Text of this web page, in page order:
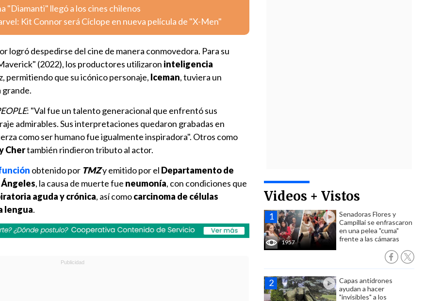
Videos + Vistos
1957
Senadoras Flores y
Campillai se enfrascaron
en una pelea "cuma"
frente a las cámaras
Capas antidrones
ayudan a hacer
"invisibles" a los
"Diamanti" llegó a los cines chilenos
Kit Connor será Cíclope en nueva película de "X-Men"
logró despedirse del cine de manera conmovedora. Para su
(2022), los productores utilizaron inteligencia
permitiendo que su icónico personaje, Iceman, tuviera un
grande.
: "Val fue un talento generacional que enfrentó sus
admirables. Sus interpretaciones quedaron grabadas en
como ser humano fue igualmente inspiradora". Otros como
Chertambién rindieron tributo al actor.
obtenido por TMZy emitido por el Departamento de
Ángeles, la causa de muerte fue neumonía, con condiciones que
aguda y crónica, así comocarcinoma de células
lengua.